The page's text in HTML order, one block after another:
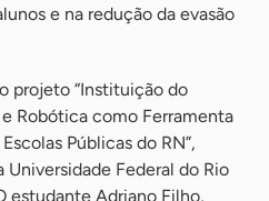
e na redução da evasão
projeto “Instituição do
Robótica como Ferramenta
Públicas do RN”,
Federal do Rio
estudante Adriano Filho,